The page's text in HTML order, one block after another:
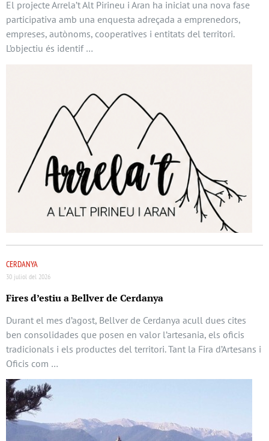
El projecte Arrela’t Alt Pirineu i Aran ha iniciat una nova fase
participativa amb una enquesta adreçada a emprenedors,
empreses, autònoms, cooperatives i entitats del territori.
L’objectiu és identif …
CERDANYA
30 juliol del 2026
Fires d’estiu a Bellver de Cerdanya
Durant el mes d’agost, Bellver de Cerdanya acull dues cites
ben consolidades que posen en valor l’artesania, els oficis
tradicionals i els productes del territori. Tant la Fira d’Artesans i
Oficis com …